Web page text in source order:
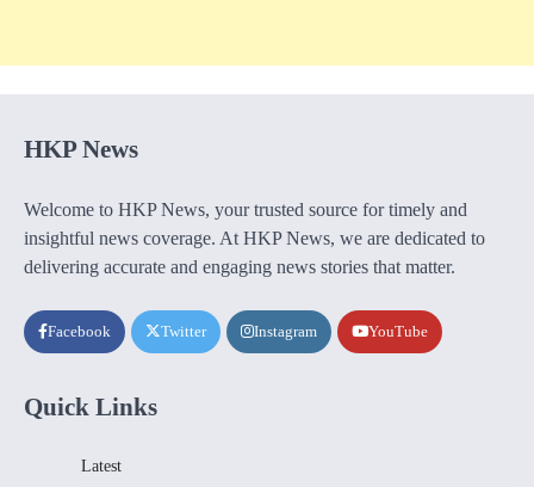
HKP News
Welcome to HKP News, your trusted source for timely and
insightful news coverage. At HKP News, we are dedicated to
delivering accurate and engaging news stories that matter.
Facebook Twitter Instagram YouTube
Quick Links
Latest